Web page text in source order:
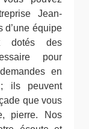
Jean-
d’une équipe
dotés des
pour
en
ils peuvent
que vous
pierre. Nos